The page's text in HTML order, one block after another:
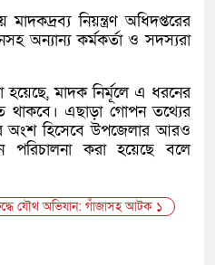
নিয়ন্ত্রণ অধিদপ্তরের
অন্যান্য কর্মকর্তা ও সদস্যরা
হয়েছে, মাদক নির্মূলে এ ধরনের
থাকবে। এছাড়া গোপন তথ্যের
অংশ হিসেবে উপজেলার আরও
পরিচালনা করা হয়েছে বলে
যৌথ অভিযান: গাঁজাসহ আটক ১